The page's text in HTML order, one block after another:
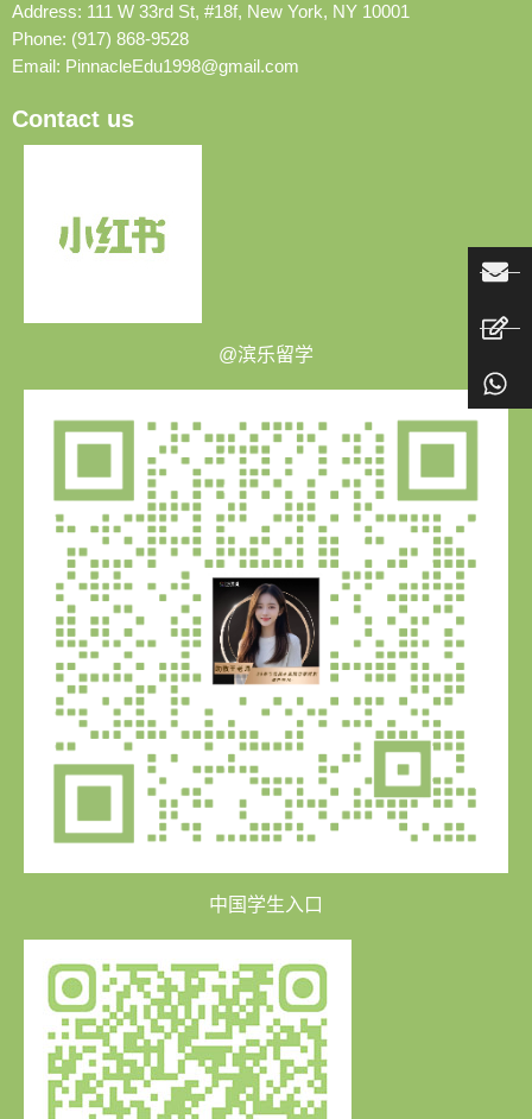
Address: 111 W 33rd St, #18f, New York, NY 10001
Phone: (917) 868-9528
Email: PinnacleEdu1998@gmail.com
Contact us
@滨乐留学
中国学生入口